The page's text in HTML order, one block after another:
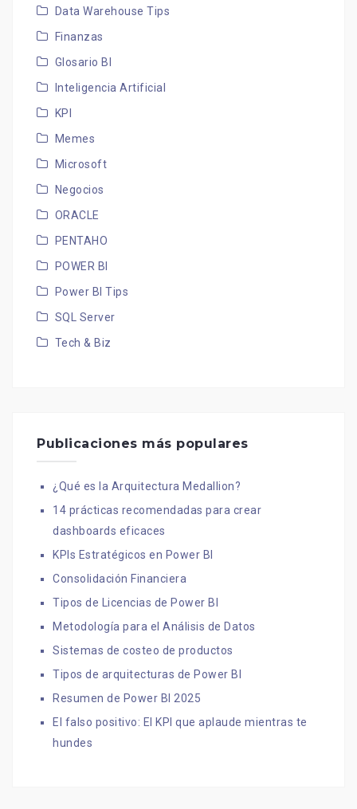
Data Warehouse Tips
Finanzas
Glosario BI
Inteligencia Artificial
KPI
Memes
Microsoft
Negocios
ORACLE
PENTAHO
POWER BI
Power BI Tips
SQL Server
Tech & Biz
Publicaciones más populares
¿Qué es la Arquitectura Medallion?
14 prácticas recomendadas para crear
dashboards eficaces
KPIs Estratégicos en Power BI
Consolidación Financiera
Tipos de Licencias de Power BI
Metodología para el Análisis de Datos
Sistemas de costeo de productos
Tipos de arquitecturas de Power BI
Resumen de Power BI 2025
El falso positivo: El KPI que aplaude mientras te
hundes